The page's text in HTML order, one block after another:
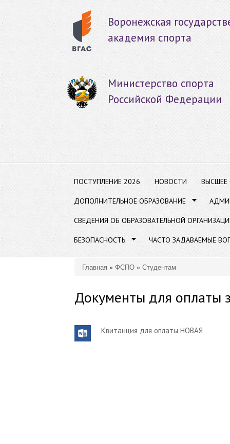
Воронежская
академия спорта
Министерство спорта
Российской Федерации
ПОСТУПЛЕНИЕ 2026 НОВОСТИ ВЫСШЕЕ
ДОПОЛНИТЕЛЬНОЕ ОБРАЗОВАНИЕ
СВЕДЕНИЯ ОБ ОБРАЗОВАТЕЛЬНОЙ
БЕЗОПАСНОСТЬ ЧАСТО ЗАДАВАЕМЫЕ
Вы здесь
Главная » ФСПО » Студентам
Документы для оплаты
Квитанция для оплаты НОВАЯ